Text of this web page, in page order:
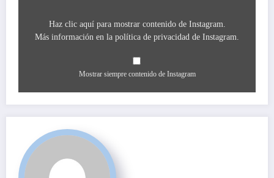
Haz clic aquí para mostrar contenido de Instagram.
Más información en la política de privacidad de Instagram
Mostrar siempre contenido de Instagram